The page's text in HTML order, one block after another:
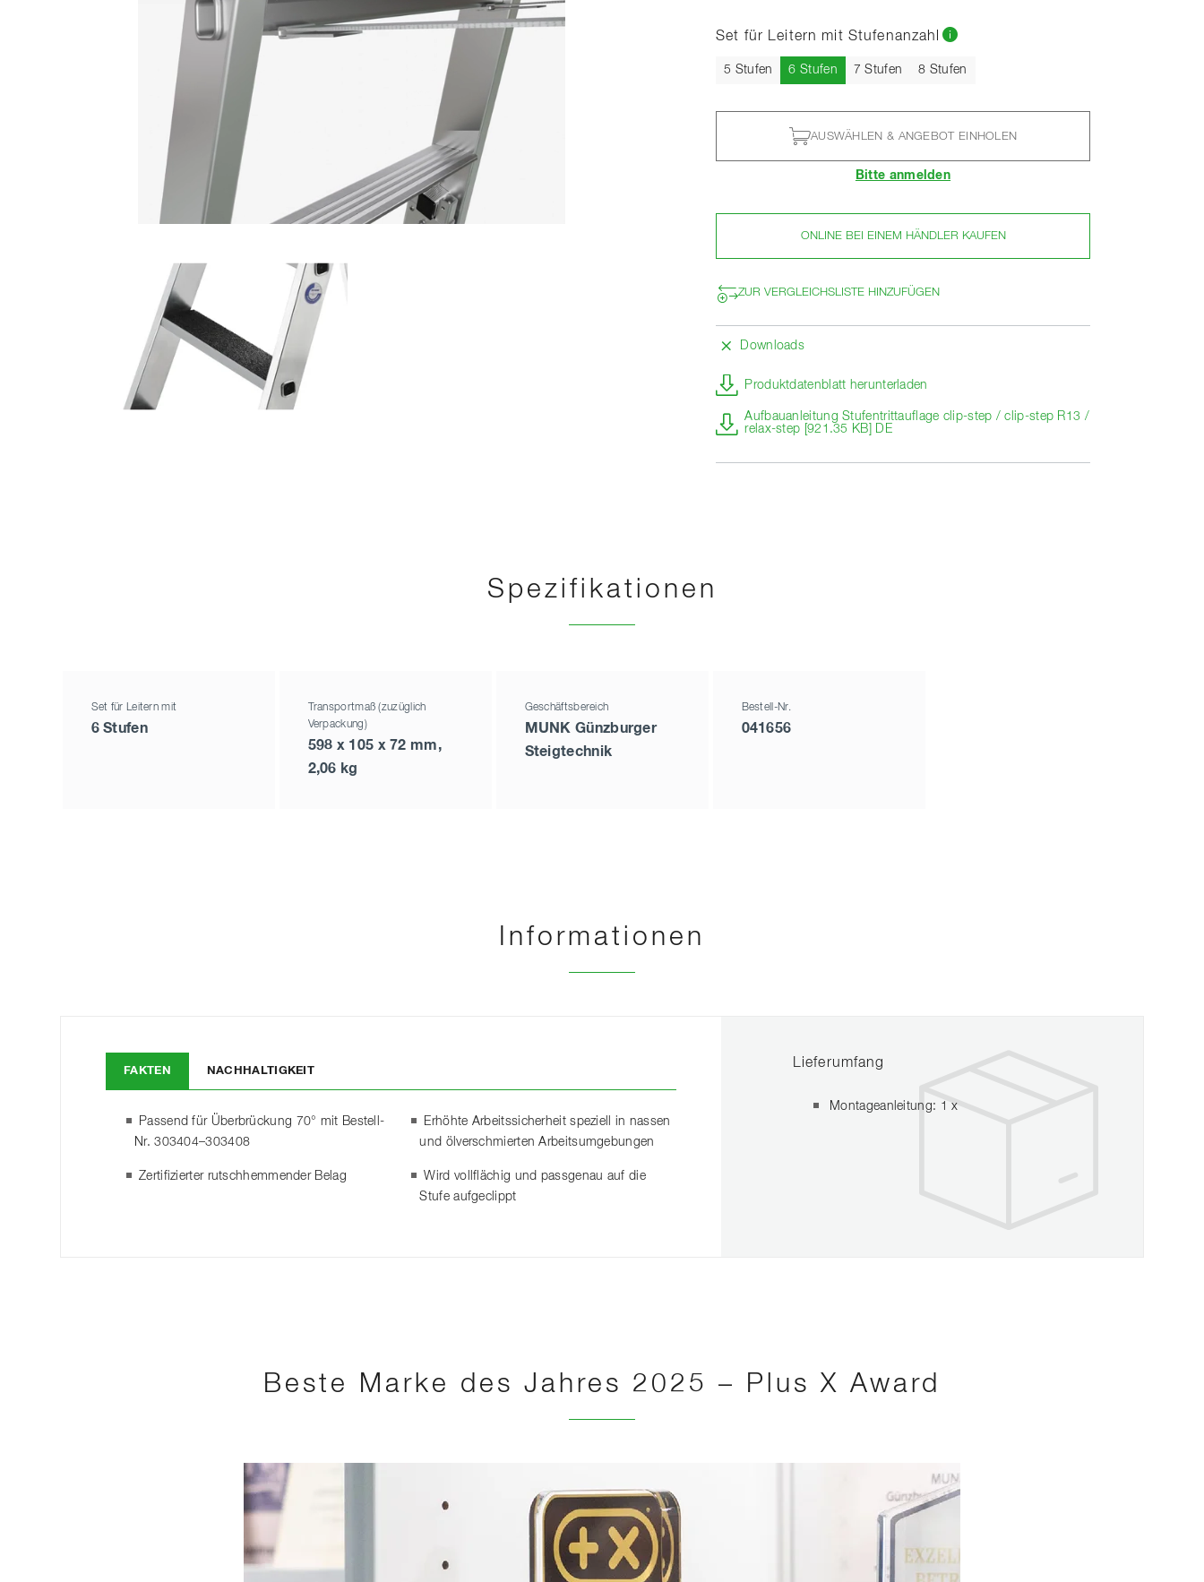
Set für Leitern mit Stufenanzahl
5 Stufen 6 StufenAktuell7 Stufen 8 Stufen
AUSWÄHLEN & ANGEBOT EINHOLEN
Bitte anmelden
ONLINE BEI EINEM HÄNDLER KAUFEN
ZUR VERGLEICHSLISTE HINZUFÜGEN
Downloads
Produktdatenblatt herunterladen
Aufbauanleitung Stufentrittauflage clip-step / clip-step R13 /
relax-step [921.35 KB] DE
Spezifikationen
Set für Leitern mit
6 Stufen
Transportmaß (zuzüglich
Verpackung)
598 x 105 x 72 mm,
2,06 kg
Geschäftsbereich
MUNK Günzburger
Steigtechnik
Bestell-Nr.
041656
Informationen
FAKTEN NACHHALTIGKEIT
Passend für Überbrückung 70° mit Bestell-
Nr. 303404–303408
Zertifizierter rutschhemmender Belag
Erhöhte Arbeitssicherheit speziell in nassen
und ölverschmierten Arbeitsumgebungen
Wird vollflächig und passgenau auf die
Stufe aufgeclippt
Lieferumfang
Montageanleitung: 1 x
Beste Marke des Jahres 2025 – Plus X Award